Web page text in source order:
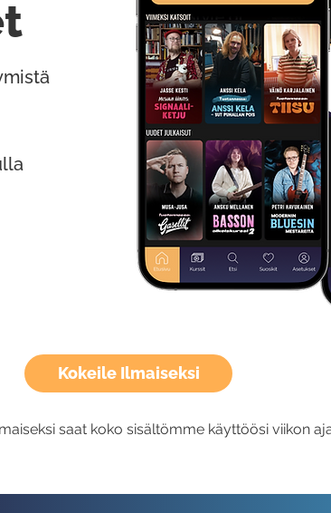
Kokeile Ilmaiseksi
saat koko sisältömme käyttöösi viikon